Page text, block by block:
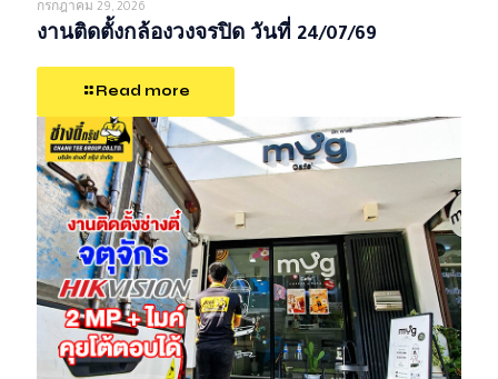
กรกฎาคม 29, 2026
งานติดตั้งกล้องวงจรปิด วันที่ 24/07/69
Read more